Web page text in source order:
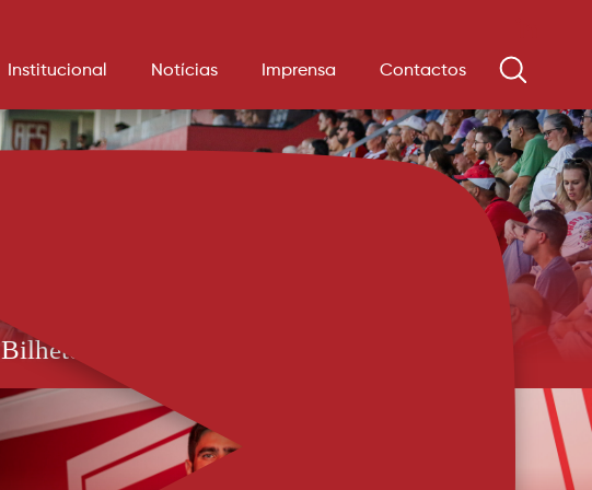
Institucional Notícias Imprensa Contactos
Bilhetes à venda para o Sporting B
Preços entre 8 e 15 euros. Lugares anuais ainda podem ser adquiridos e/ou renovados. Os
bilhetes para a estreia do AFS na Liga Portugal Meu Super - contra o Sporting CP B -
estarão à disposição na Loja AFS a partir de hoje. Os ingressos custam 8 e 15 euros, de
acordo com a localização, di